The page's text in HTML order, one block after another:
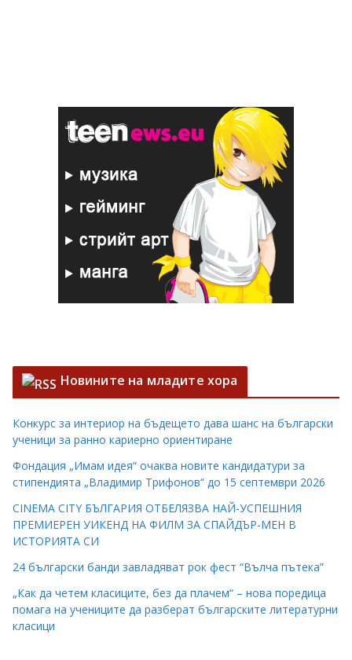
Новините на младите хора
Конкурс за интериор на бъдещето дава шанс на български
ученици за ранно кариерно ориентиране
Фондация „Имам идея“ очаква новите кандидатури за
стипендията „Владимир Трифонов“ до 15 септември 2026
CINEMA CITY БЪЛГАРИЯ ОТБЕЛЯЗВА НАЙ-УСПЕШНИЯ
ПРЕМИЕРЕН УИКЕНД НА ФИЛМ ЗА СПАЙДЪР-МЕН В
ИСТОРИЯТА СИ
24 български банди завладяват рок фест “Вълча пътека”
„Как да четем класиците, без да плачем“ – нова поредица
помага на учениците да разберат българските литературни
класици